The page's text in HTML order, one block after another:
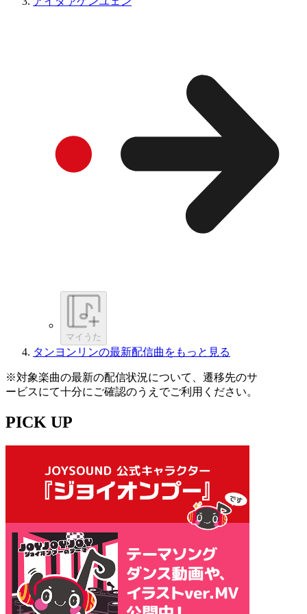
マイうた
タンヨンリンの最新配信曲をもっと見る
※対象楽曲の最新の配信状況について、遷移先のサ
ービスにて十分にご確認のうえでご利用ください。
PICK UP